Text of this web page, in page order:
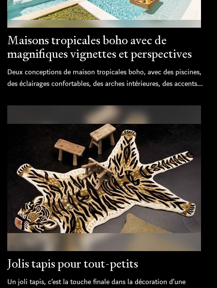
Maisons tropicales boho avec de
magnifiques vignettes et perspectives
Deux conceptions de maison tropicales boho, avec des piscines,
des éclairages confortables, des arches intérieures, des accents...
Jolis tapis pour tout-petits
Un joli tapis, c’est la touche finale dans la décoration d’une